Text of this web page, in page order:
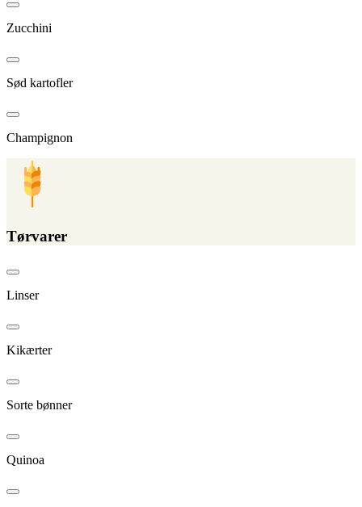
Zucchini
Sød kartofler
Champignon
Tørvarer
Linser
Kikærter
Sorte bønner
Quinoa